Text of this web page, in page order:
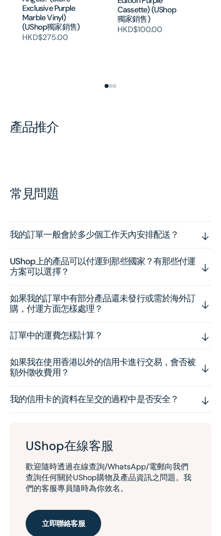
Exclusive Purple
Marble Vinyl)
(UShop獨家銷售)
HKD$275.00
Cassette) (UShop
獨家銷售)
HKD$100.00
產品推介
常見問題
我的訂單一般會於多少個工作天內安排配送？
UShop上的產品可以付運到那些國家？有那些付運
方案可以選擇？
如果我的訂單中有部分產品還未發行或需於海外訂
購，付運方面怎樣處理？
訂單中的運費怎樣計算？
如果我在使用香港以外的信用卡進行交易，會否被
額外徵收費用？
我的信用卡的資料在呈交的過程中是否安全？
UShop在線客服
歡迎隨時透過在線查詢/WhatsApp/電郵向我們
查詢任何關於UShop購物及產品資訊之問題。我
們的客服專員隨時為你效名。
立即聯絡客服